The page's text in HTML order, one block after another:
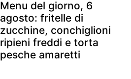
Menu del giorno, 6
agosto: fritelle di
zucchine, conchiglioni
ripieni freddi e torta
pesche amaretti